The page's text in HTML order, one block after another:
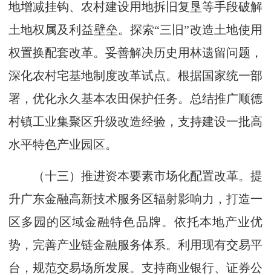
地增减挂钩、农村建设用地拆旧复垦等手段破解
土地权属及利益壁垒。探索“三旧”改造土地使用
权置换配套改革。妥善解决历史用林遗留问题，
深化农村宅基地制度改革试点。根据国家统一部
署，优化永久基本农田保护任务。总结推广顺德
村镇工业集聚区升级改造经验，支持建设一批高
水平特色产业园区。
（十三）推进资本要素市场化配置改革。提
升广东金融高新技术服务区辐射影响力，打造一
区多园的区域金融特色品牌。依托本地产业优
势，完善产业链金融服务体系。利用现有交易平
台，规范交易场所发展。支持商业银行、证券公